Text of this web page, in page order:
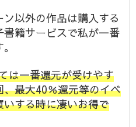
以外の作品は購入する
籍サービスで私が一番
は一番還元が受けやす
最大40％還元等のイベ
する時に凄いお得で